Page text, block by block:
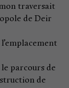
traversait
de Deir
parcours de
de